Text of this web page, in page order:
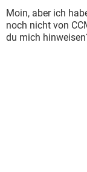
Moin, aber ich
noch nicht von
du mich